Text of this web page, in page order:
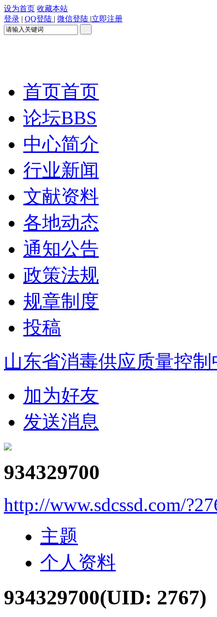
设为首页 收藏本站
登录 | QQ登陆 | 微信登陆 |立即注册
首页首页
论坛BBS
中心简介
行业新闻
文献资料
各地动态
通知公告
政策法规
规章制度
投稿
山东省消毒供应质量控制
加为好友
发送消息
934329700
http://www.sdcssd.com/
主题
个人资料
934329700(UID: 2767)